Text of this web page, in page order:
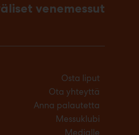
venemessut
Osta liput
Ota yhteyttä
Anna palautetta
Messuklubi
Medialle